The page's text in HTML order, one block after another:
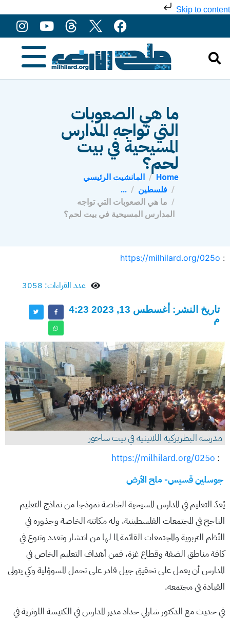
Skip to content
ما هي الصعوبات
التي تواجه المدارس
المسيحية في بيت
لحم؟
Home
المانشيت الرئيسي
فلسطين
...
ما هي الصعوبات التي تواجه
المدارس المسيحية في بيت لحم؟
:
https://milhilard.org/025o
عدد القراءات: 3058
تاريخ النشر: أغسطس 13, 2023 4:23
م
مدرسة البطريركية اللاتينية في بيت ساحور
:
https://milhilard.org/025o
جوسلين قسيس- ملح الأرض
يُعدّ التعليم في المدارس المسيحية الخاصة نموذجا من نماذج التعليم
الناجح في المجتمعات الفلسطينية، وله مكانته الخاصة وجذوره في
النُظم التربوية والمجتمعات القائمة لما لها من انتشار وتعدد وتنوع في
كافة مناطق الضفة وقطاع غزة، فمن أهداف التعليم الخاص في
المدارس أن يعمل على تحقيق جيل قادر على تحمل المسوؤلية وكي يتولى
القيادة في مجتمعه.
في حديث مع الدكتور شارلي حداد مدير المدارس في الكنيسة اللوثرية في